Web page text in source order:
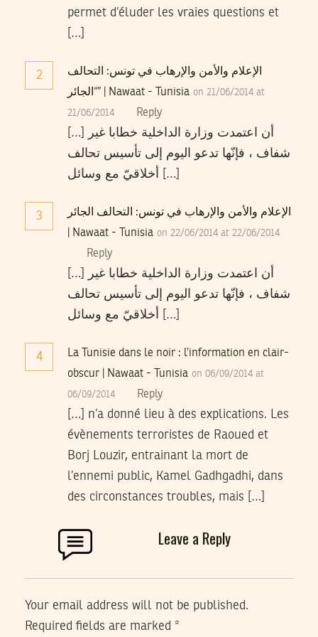
permet d’éluder les vraies questions et
[…]
2
الإعلام والأمن والإرهاب في تونس: التحالف
“الجائر” | Nawaat - Tunisia on 21/06/2014 at
21/06/2014 Reply
[…] أن اعتمدت وزارة الداخلية خطابا غير
شفاف ، فإنّها تدعو اليوم إلى تأسيس تحالف
أخلاقيّ مع وسائل […]
3
الإعلام والأمن والإرهاب في تونس: التحالف الجائر
| Nawaat - Tunisia on 22/06/2014 at 22/06/2014
Reply
[…] أن اعتمدت وزارة الداخلية خطابا غير
شفاف ، فإنّها تدعو اليوم إلى تأسيس تحالف
أخلاقيّ مع وسائل […]
4
La Tunisie dans le noir : l’information en clair-
obscur | Nawaat - Tunisia on 06/09/2014 at
06/09/2014 Reply
[…] n’a donné lieu à des explications. Les
évènements terroristes de Raoued et
Borj Louzir, entrainant la mort de
l’ennemi public, Kamel Gadhgadhi, dans
des circonstances troubles, mais […]
Leave a Reply
Your email address will not be published.
Required fields are marked *